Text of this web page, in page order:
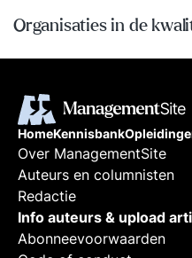
Organisaties in de
HomeKennisbank
Over ManagementSite
Auteurs en columnisten
Redactie
Info auteurs & upload
Abonneevoorwaarden